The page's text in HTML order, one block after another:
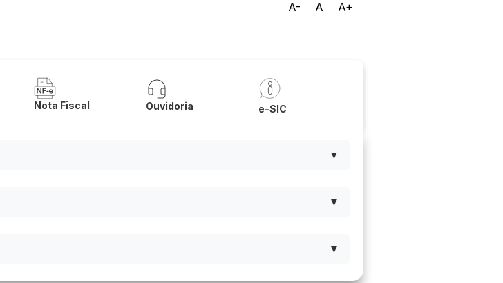
A- A
A+
Nota Fiscal Ouvidoria e-SIC
▼
▼
▼